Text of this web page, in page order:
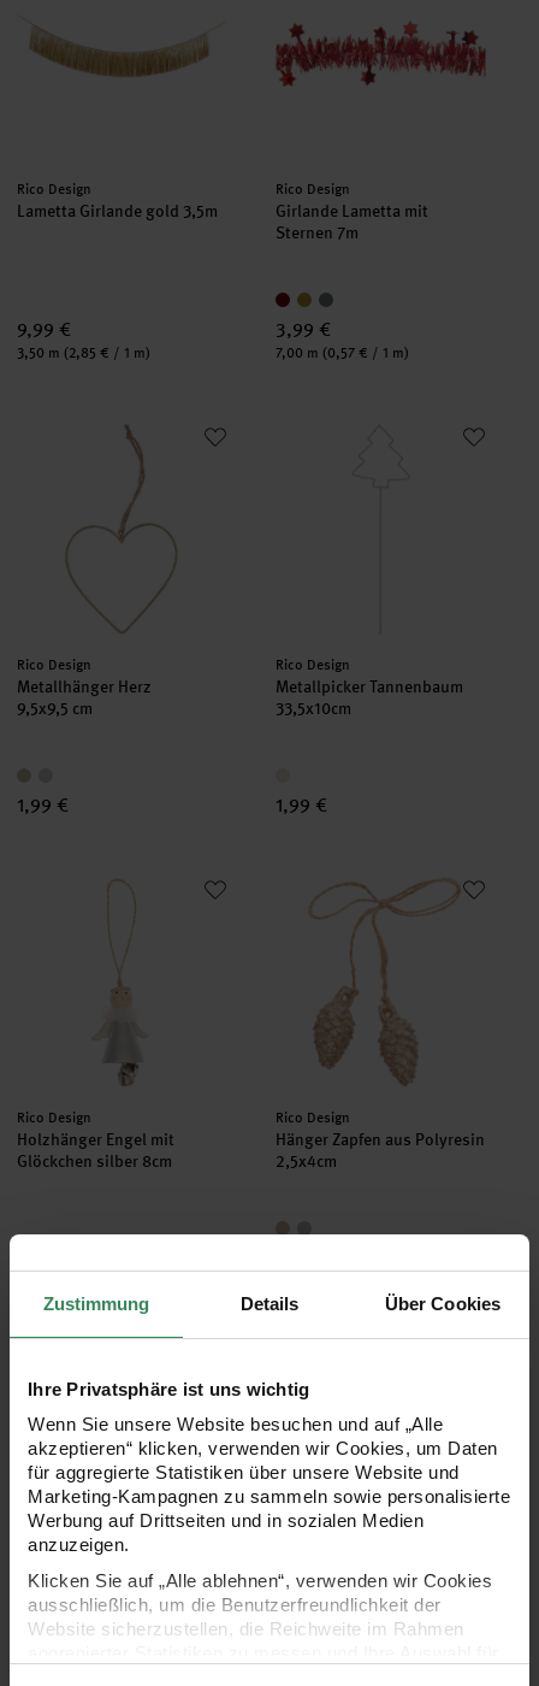
Zustimmung Details Über Cookies
Ihre Privatsphäre ist uns wichtig
Wenn Sie unsere Website besuchen und auf „Alle
akzeptieren“ klicken, verwenden wir Cookies, um Daten
für aggregierte Statistiken über unsere Website und
Marketing-Kampagnen zu sammeln sowie personalisierte
Werbung auf Drittseiten und in sozialen Medien
anzuzeigen.
Klicken Sie auf „Alle ablehnen“, verwenden wir Cookies
ausschließlich, um die Benutzerfreundlichkeit der
Website sicherzustellen, die Reichweite im Rahmen
Hersteller:
Rico Design
Lametta Girlande gold 3,5m
9,99 €
Inhalt:
3,50 m (2,85 € / 1 m)
Hersteller:
Rico Design
Girlande Lametta mit
Sternen 7m
3,99 €
Inhalt:
7,00 m (0,57 € / 1 m)
Metallhänger Herz
Hersteller:
Rico Design
Metallhänger Herz
9,5x9,5 cm
1,99 €
Metallpicker Tannenbaum
Hersteller:
Rico Design
Metallpicker Tannenbaum
33,5x10cm
1,99 €
Holzhänger Engel mit Glöckchen silber 8cm
Hersteller:
Rico Design
Holzhänger Engel mit
Glöckchen silber 8cm
Hänger Zapfen aus Polyresin
Hersteller:
Rico Design
Hänger Zapfen aus Polyresin
2,5x4cm
Hersteller:
Rico Design
Hänger Zapfen aus Polyresin
3x8,5cm
Hersteller:
Rico Design
Hänger Stern mit Glitter
silber